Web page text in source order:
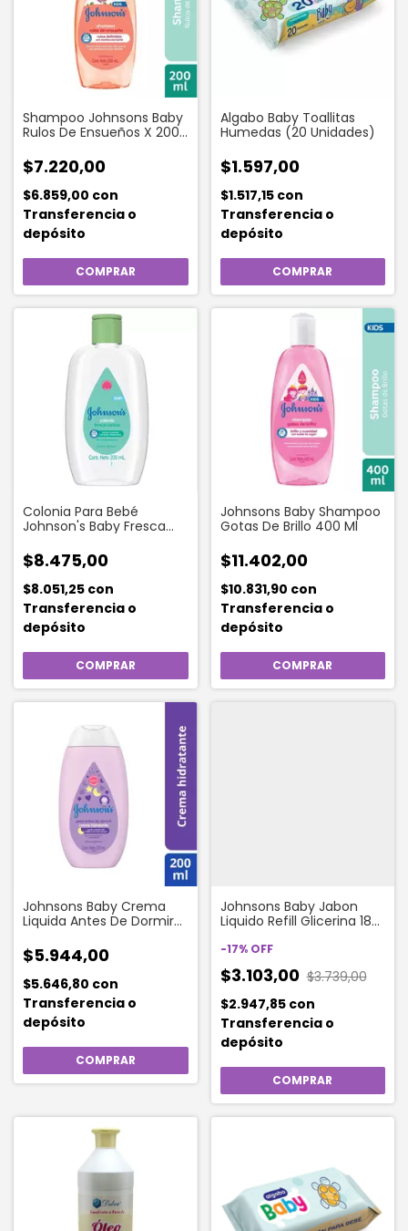
Shampoo Johnsons Baby
Rulos De Ensueños X 200
$7.220,00
$6.859,00 con
Transferencia o
depósito
Algabo Baby Toallitas
Humedas (20 Unidades)
$1.597,00
$1.517,15 con
Transferencia o
depósito
Colonia Para Bebé
Johnson's Baby Fresca
$8.475,00
$8.051,25 con
Transferencia o
depósito
Johnsons Baby Shampoo
Gotas De Brillo 400 Ml
$11.402,00
$10.831,90 con
Transferencia o
depósito
Johnsons Baby Crema
Liquida Antes De Dormir
$5.944,00
$5.646,80 con
Transferencia o
depósito
Johnsons Baby Jabon
Liquido Refill Glicerina 180
-17% OFF
$3.103,00 $3.739,00
$2.947,85 con
Transferencia o
depósito